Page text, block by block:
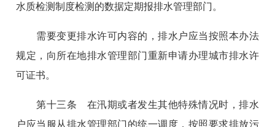
水质检测制度检测的数据定期报排水管理部门。
需要变更排水许可内容的，排水户应当按照本办法
规定，向所在地排水管理部门重新申请办理城市排水许
可证书。
第十三条 在汛期或者发生其他特殊情况时，排水
户应当服从排水管理部门的统一调度，按照要求排放污